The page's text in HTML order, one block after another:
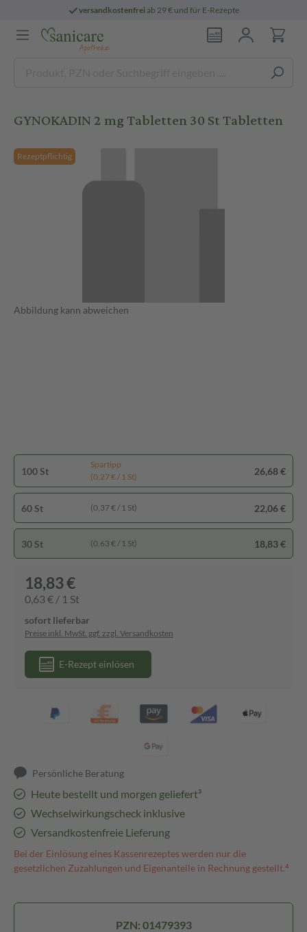
versandkostenfreiab 29 € und für E-Rezepte
GYNOKADIN 2 mg Tabletten 30 St Tabletten
Rezeptpflichtig
Abbildung kann abweichen
100 St
Spartipp
(0,27 € / 1 St)
26,68 €
60 St (0,37 € / 1 St) 22,06 €
30 St (0,63 € / 1 St) 18,83 €
18,83 €
0,63 € / 1 St
sofort lieferbar
Preise inkl. MwSt. ggf. zzgl. Versandkosten
E-Rezept einlösen
Persönliche Beratung
Heute bestellt und morgen geliefert³
Wechselwirkungscheck inklusive
Versandkostenfreie Lieferung
Bei der Einlösung eines Kassenrezeptes werden nur die
gesetzlichen Zuzahlungen und Eigenanteile in Rechnung gestellt.⁴
PZN: 01479393